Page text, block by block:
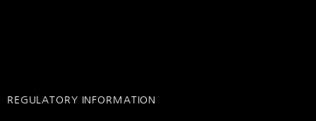
REGULATORY INFORMATION